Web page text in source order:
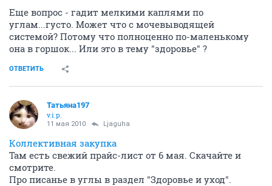
Еще вопрос - гадит мелкими каплями по
углам...густо. Может что с мочевыводящей
системой? Потому что полноценно по-маленькому
она в горшок... Или это в тему "здоровье" ?
ОТВЕТИТЬ
Татьяна197
v.i.p.
11 мая 2010 Ljaguha
Коллективная закупка
Там есть свежий прайс-лист от 6 мая. Скачайте и
смотрите.
Про писанье в углы в раздел "Здоровье и уход".